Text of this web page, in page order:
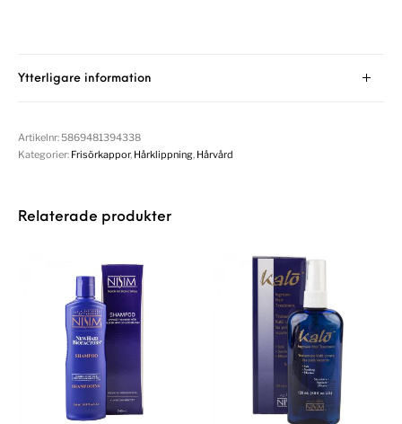
Ytterligare information
Artikelnr: 5869481394338
Kategorier: Frisörkappor, Hårklippning, Hårvård
Relaterade produkter